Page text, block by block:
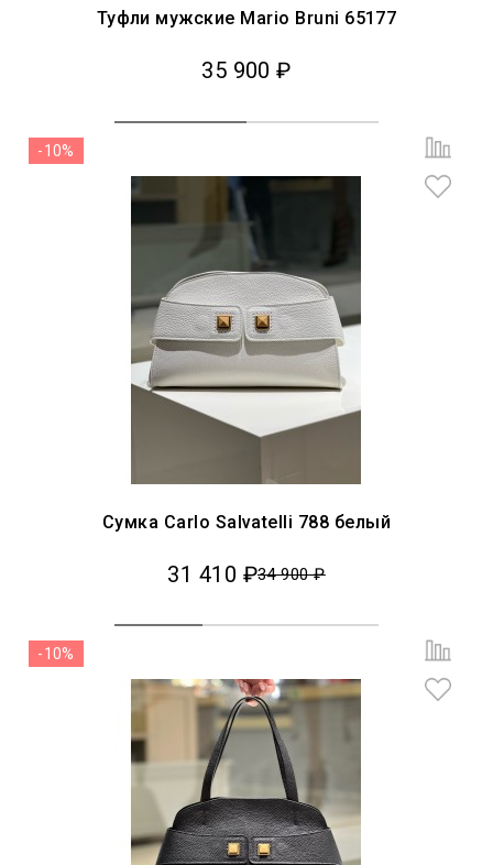
Туфли мужские Mario Bruni 65177
35 900 ₽
-10%
Сумка Carlo Salvatelli 788 белый
31 410 ₽34 900 ₽
-10%